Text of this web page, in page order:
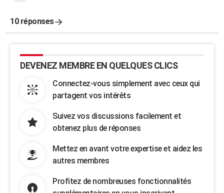
10 réponses
DEVENEZ MEMBRE EN QUELQUES CLICS
Connectez-vous simplement avec ceux qui
partagent vos intérêts
Suivez vos discussions facilement et
obtenez plus de réponses
Mettez en avant votre expertise et aidez les
autres membres
Profitez de nombreuses fonctionnalités